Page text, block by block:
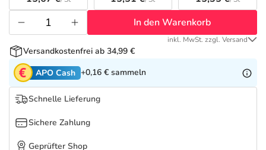
Tierapotheke
Vitamine & Mineralstoffe
Marken
Salus Deals
In den Warenkorb
inkl. MwSt. zzgl. Versand
Versandkostenfrei ab 34,99 €
APO Cash +0,16 € sammeln
Schnelle Lieferung
Sichere Zahlung
Geprüfter Shop